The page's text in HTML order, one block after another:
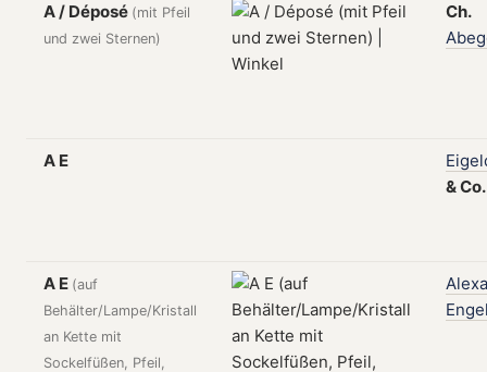
A / Déposé (mit Pfeil
und zwei Sternen)
Ch.
A E
&Co.
A E (auf
Behälter/Lampe/Kristall
an Kette mit
Sockelfüßen, Pfeil,